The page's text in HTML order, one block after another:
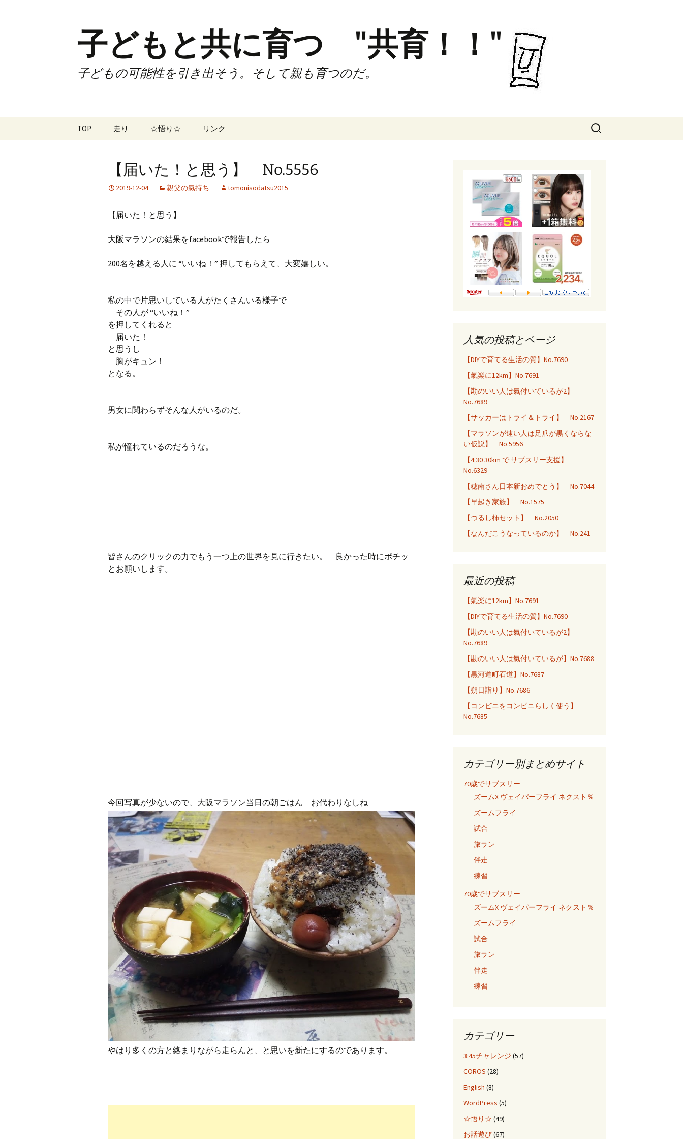
子どもと共に育つ "共育！！"
子どもの可能性を引き出そう。そして親も育つのだ。
TOP 走り
試合
☆悟り☆ リンク
ブ
旧ブログ(楽天日誌)
検
索:
【届いた！と思う】 No.5556
2019-12-04 親父の氣持ち tomonisodatsu2015
【届いた！と思う】
大阪マラソンの結果をfacebookで報告したら
200名を越える人に “いいね！” 押してもらえて、大変嬉しい。
私の中で片思いしている人がたくさんいる様子で
その人が “いいね！”
を押してくれると
届いた！
と思うし
胸がキュン！
となる。
男女に関わらずそんな人がいるのだ。
私が憧れているのだろうな。
皆さんのクリックの力でもう一つ上の世界を見に行きたい。 良かった時にポチッ
とお願いします。
今回写真が少ないので、大阪マラソン当日の朝ごはん お代わりなしね
やはり多くの方と絡まりながら走らんと、と思いを新たにするのであります。
人気の投稿とページ
【DIYで育てる生活の質】No.7690
【氣楽に12km】No.7691
【勘のいい人は氣付いているが2】
No.7689
【サッカーはトライ＆トライ】 No.2167
【マラソンが速い人は足爪が黒くならな
い仮説】 No.5956
【4:30 30km で サブスリー支援】
No.6329
【穂南さん日本新おめでとう】 No.7044
【早起き家族】 No.1575
【つるし柿セット】 No.2050
【なんだこうなっているのか】 No.241
最近の投稿
【氣楽に12km】No.7691
【DIYで育てる生活の質】No.7690
【勘のいい人は氣付いているが2】
No.7689
【勘のいい人は氣付いているが】No.7688
【黒河道町石道】No.7687
【朔日詣り】No.7686
【コンビニをコンビニらしく使う】
No.7685
カテゴリー別まとめサイト
70歳でサブスリー
ズームX ヴェイパーフライ ネクスト％
ズームフライ
試合
旅ラン
伴走
練習
70歳でサブスリー
ズームX ヴェイパーフライ ネクスト％
ズームフライ
試合
旅ラン
伴走
練習
カテゴリー
3:45チャレンジ (57)
COROS (28)
English (8)
WordPress (5)
☆悟り☆ (49)
お話遊び(67)